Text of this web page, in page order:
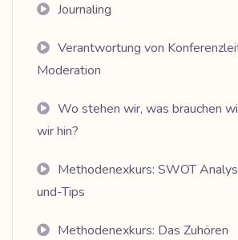
Journaling
Verantwortung von
Moderation
Wo stehen wir, was brauchen
wir hin?
Methodenexkurs: SWOT
und-Tips
Methodenexkurs: Das Zuhören